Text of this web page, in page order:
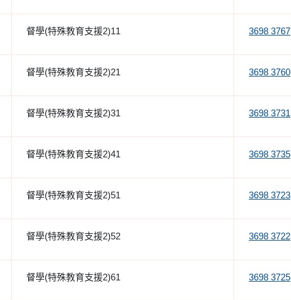
督學(特殊教育支援2)11 3698 3767
督學(特殊教育支援2)21 3698 3760
督學(特殊教育支援2)31 3698 3731
督學(特殊教育支援2)41 3698 3735
督學(特殊教育支援2)51 3698 3723
督學(特殊教育支援2)52 3698 3722
督學(特殊教育支援2)61 3698 3725